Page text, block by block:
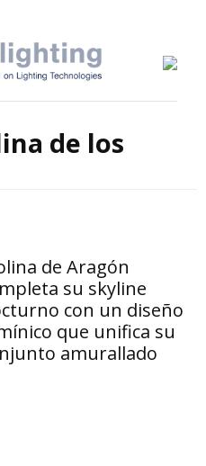
de los
de Aragón
su skyline
con un diseño
que unifica su
amurallado